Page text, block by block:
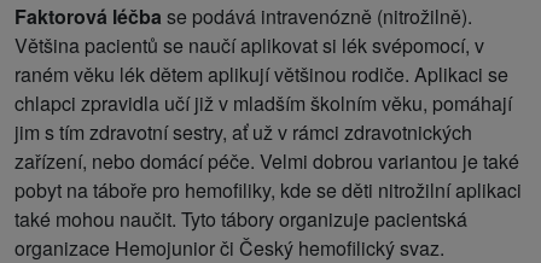
Faktorová léčba se podává intravenózně (nitrožilně).
Většina pacientů se naučí aplikovat si lék svépomocí, v
raném věku lék dětem aplikují většinou rodiče. Aplikaci se
chlapci zpravidla učí již v mladším školním věku, pomáhají
jim s tím zdravotní sestry, ať už v rámci zdravotnických
zařízení, nebo domácí péče. Velmi dobrou variantou je také
pobyt na táboře pro hemofiliky, kde se děti nitrožilní aplikaci
také mohou naučit. Tyto tábory organizuje pacientská
organizace Hemojunior či Český hemofilický svaz.